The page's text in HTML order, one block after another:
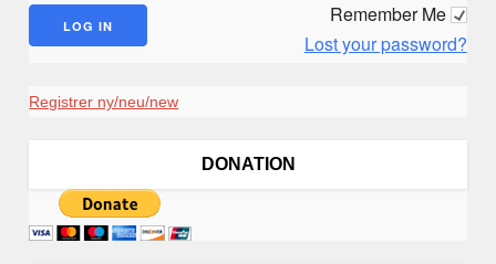
Remember Me
Lost your password?
Registrer ny/neu/new
DONATION